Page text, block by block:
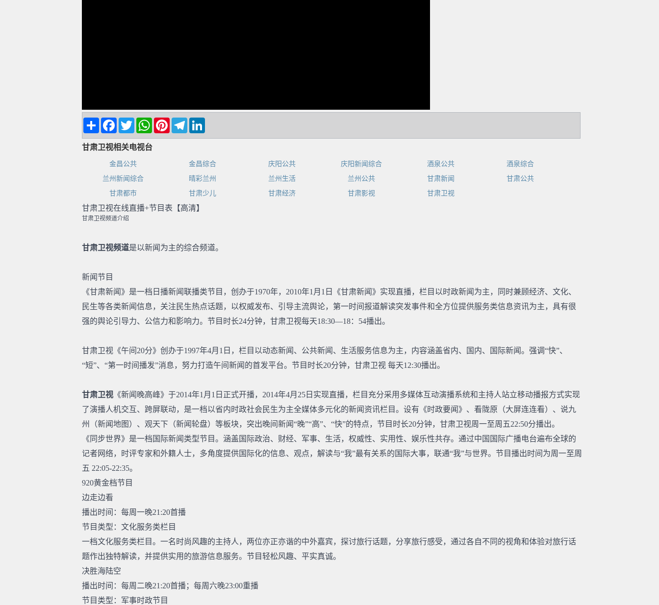
Share FacebookTwitter WhatsAppPinterest Telegram
甘肃卫视相关电视台
金昌公共 金昌综合 庆阳公共 庆阳新闻综合 酒泉公共
酒泉综合
兰州新闻综合
晴彩兰州 兰州生活 兰州公共 甘肃新闻
甘肃公共
甘肃都市
甘肃少儿 甘肃经济 甘肃影视 甘肃卫视
甘肃卫视在线直播+节目表【高清】
甘肃卫视频道介绍
甘肃卫视频道是以新闻为主的综合频道。
新闻节目
《甘肃新闻》是一档日播新闻联播类节目，创办于1970年，2010年1月1日《甘肃新闻》实现直播，栏目以时政新闻为主，同时兼顾经济、文化、
民生等各类新闻信息，关注民生热点话题，以权威发布、引导主流舆论，第一时间报道解读突发事件和全方位提供服务类信息资讯为主，具有很
强的舆论引导力、公信力和影响力。节目时长24分钟，甘肃卫视每天18:30—18：54播出。
甘肃卫视《午间20分》创办于1997年4月1日，栏目以动态新闻、公共新闻、生活服务信息为主，内容涵盖省内、国内、国际新闻。强调“快”、
“短”、“第一时间播发”消息，努力打造午间新闻的首发平台。节目时长20分钟，甘肃卫视 每天12:30播出。
甘肃卫视 《新闻晚高峰》于2014年1月1日正式开播，2014年4月25日实现直播，栏目充分采用多媒体互动演播系统和主持人站立移动播报方式实现
了演播人机交互、跨屏联动，是一档以省内时政社会民生为主全媒体多元化的新闻资讯栏目。设有《时政要闻》、看陇原（大屏连连看）、说九
州（新闻地图）、观天下（新闻轮盘）等板块，突出晚间新闻“晚”“高”、“快”的特点，节目时长20分钟，甘肃卫视周一至周五22:50分播出。
《同步世界》是一档国际新闻类型节目。涵盖国际政治、财经、军事、生活，权威性、实用性、娱乐性共存。通过中国国际广播电台遍布全球的
记者网络，时评专家和外籍人士，多角度提供国际化的信息、观点，解读与“我”最有关系的国际大事，联通“我”与世界。节目播出时间为周一至周
五 22:05-22:35。
920黄金档节目
边走边看
播出时间：每周一晚21:20首播
节目类型：文化服务类栏目
一档文化服务类栏目。一名时尚风趣的主持人，两位亦正亦谐的中外嘉宾，探讨旅行话题，分享旅行感受，通过各自不同的视角和体验对旅行话
题作出独特解读，并提供实用的旅游信息服务。节目轻松风趣、平实真诚。
决胜海陆空
播出时间：每周二晚21:20首播；每周六晚23:00重播
节目类型：军事时政节目